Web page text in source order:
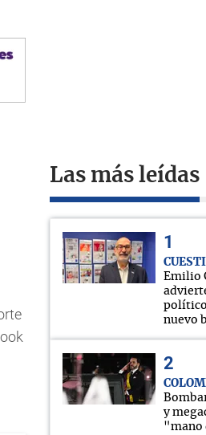
Las más leídas
Emilio
político
nuevo
y
"mano